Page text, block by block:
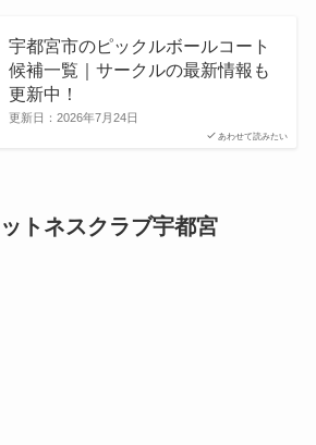
あわせて読みたい
宇都宮市のピックルボールコート
候補一覧｜サークルの最新情報も
更新中！
更新日： 2026年7月24日
トネスクラブ宇都宮